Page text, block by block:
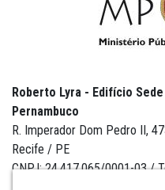
Roberto Lyra - Edifício
Pernambuco
R. Imperador Dom Pedro II,
Recife / PE
CNPJ: 24.417.065/0001-03 /